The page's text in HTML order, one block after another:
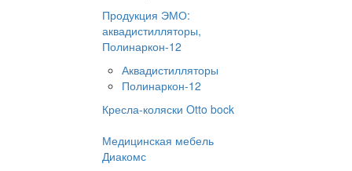
Продукция ЭМО:
аквадистилляторы,
Полинаркон-12
Аквадистилляторы
Полинаркон-12
Кресла-коляски Otto bock
Медицинская мебель
Диакомс